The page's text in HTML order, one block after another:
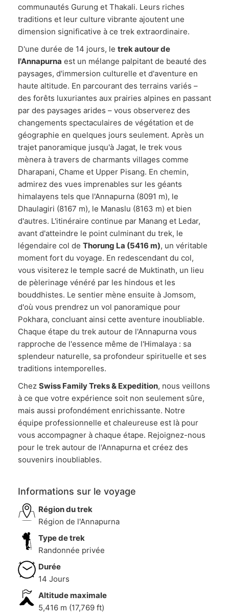
communautés Gurung et Thakali. Leurs riches
traditions et leur culture vibrante ajoutent une
dimension significative à ce trek extraordinaire.
D'une durée de 14 jours, le trek autour de
l'Annapurna est un mélange palpitant de beauté des
paysages, d'immersion culturelle et d'aventure en
haute altitude. En parcourant des terrains variés –
des forêts luxuriantes aux prairies alpines en passant
par des paysages arides – vous observerez des
changements spectaculaires de végétation et de
géographie en quelques jours seulement. Après un
trajet panoramique jusqu'à Jagat, le trek vous
mènera à travers de charmants villages comme
Dharapani, Chame et Upper Pisang. En chemin,
admirez des vues imprenables sur les géants
himalayens tels que l'Annapurna (8091 m), le
Dhaulagiri (8167 m), le Manaslu (8163 m) et bien
d'autres. L'itinéraire continue par Manang et Ledar,
avant d'atteindre le point culminant du trek, le
légendaire col de Thorung La (5416 m), un véritable
moment fort du voyage. En redescendant du col,
vous visiterez le temple sacré de Muktinath, un lieu
de pèlerinage vénéré par les hindous et les
bouddhistes. Le sentier mène ensuite à Jomsom,
d'où vous prendrez un vol panoramique pour
Pokhara, concluant ainsi cette aventure inoubliable.
Chaque étape du trek autour de l'Annapurna vous
rapproche de l'essence même de l'Himalaya : sa
splendeur naturelle, sa profondeur spirituelle et ses
traditions intemporelles.
Chez Swiss Family Treks & Expedition, nous veillons
à ce que votre expérience soit non seulement sûre,
mais aussi profondément enrichissante. Notre
équipe professionnelle et chaleureuse est là pour
vous accompagner à chaque étape. Rejoignez-nous
pour le trek autour de l'Annapurna et créez des
souvenirs inoubliables.
Informations sur le voyage
Région du trek
Région de l'Annapurna
Type de trek
Randonnée privée
Durée
14 Jours
Altitude maximale
5,416 m (17,769 ft)